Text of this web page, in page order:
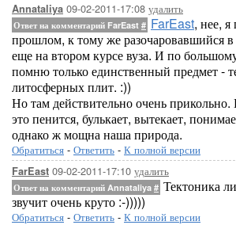
Annataliya 09-02-2011-17:08 удалить
Ответ на комментарий FarEast # FarEast, нее, я
прошлом, к тому же разочаровавшийся
еще на втором курсе вуза. И по
помню только единственный предмет -
литосферных плит. :))
Но там действительно очень прикольно.
это пенится, булькает, вытекает,
однако ж мощна наша природа.
Обратиться - Ответить - К полной версии
FarEast 09-02-2011-17:10 удалить
Ответ на комментарий Annataliya # Тектоника
звучит очень круто :-)))))
Обратиться - Ответить - К полной версии